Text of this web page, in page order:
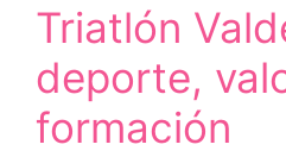
Triatlón
deporte,
formación